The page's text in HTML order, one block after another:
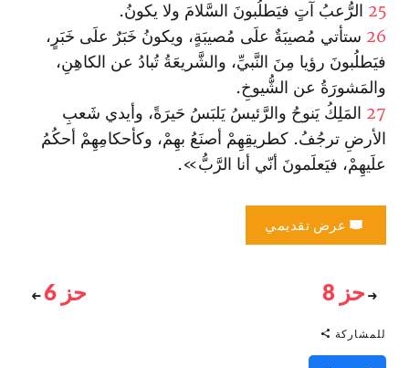
25 الرُّعبُ آتٍ فيَطلُبونَ السَّلامَ ولا يكونُ.
26 ستأتي مُصيبَةٌ علَى مُصيبَةٍ، ويكونُ خَبَرٌ علَى خَبَرٍ،
فيَطلُبونَ رؤيا مِنَ النَّبيِّ، والشَّريعَةُ تُبادُ عن الكاهِنِ،
والمَشورَةُ عن الشُّيوخِ.
27 المَلِكُ يَنوحُ والرَّئيسُ يَلبَسُ حَيرَةً، وأيدي شَعبِ
الأرضِ ترجُفُ. كطريقِهِمْ أصنَعُ بهِمْ، وكأحكامِهِمْ أحكُمُ
علَيهِمْ، فيَعلَمونَ أنّي أنا الرَّبُّ».
عرض تقديمي
حز 8 حز 6
للمشاركة